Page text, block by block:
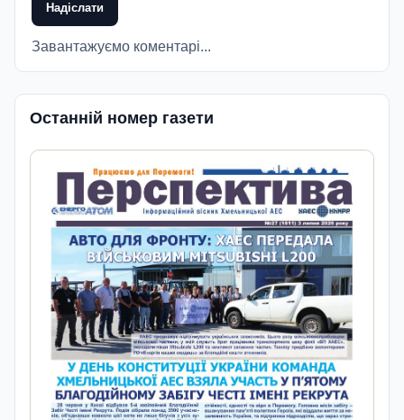
Надіслати
Завантажуємо коментарі...
Останній номер газети